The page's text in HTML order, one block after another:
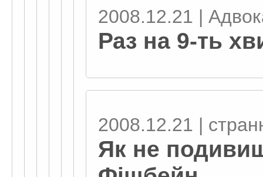
2008.12.21 |
Раз на 9-ть
2008.12.21 |
Як не